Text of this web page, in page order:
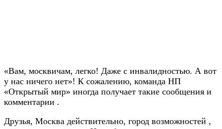
«Вам, москвичам, легко! Даже с инвалидностью. А вот
у нас ничего нет»! К сожалению, команда НП
«Открытый мир» иногда получает такие сообщения и
комментарии .
Друзья, Москва действительно, город возможностей ,